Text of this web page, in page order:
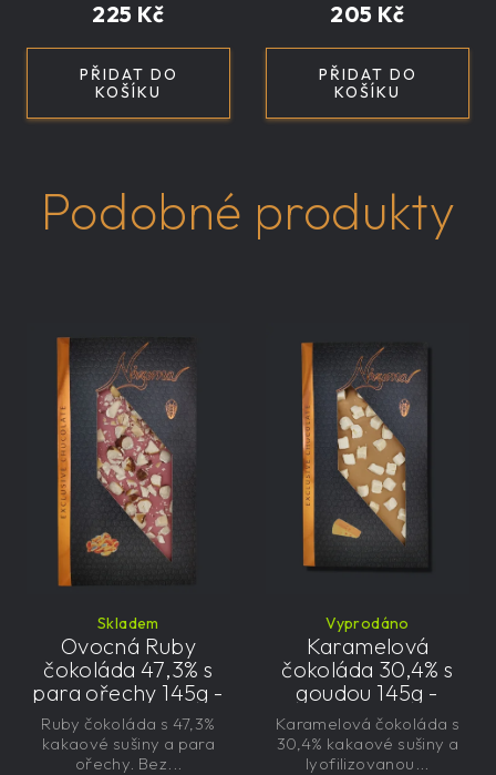
225 Kč
PŘIDAT DO
KOŠÍKU
205 Kč
PŘIDAT DO
KOŠÍKU
Podobné produkty
Skladem
Ovocná Ruby
čokoláda 47,3% s
para ořechy 145g -
velká, řemeslná,
exkluzivní, dárková
Ruby čokoláda s 47,3%
kakaové sušiny a para
ořechy. Bez...
Vyprodáno
Karamelová
čokoláda 30,4% s
goudou 145g -
velká, řemeslná,
exkluzivní, dárková
Karamelová čokoláda s
30,4% kakaové sušiny a
lyofilizovanou...